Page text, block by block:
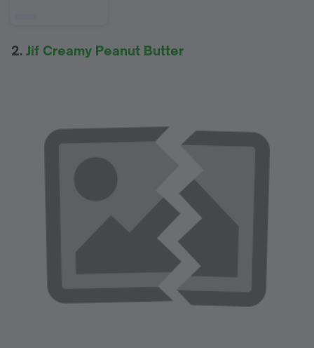
2. Jif Creamy Peanut Butter